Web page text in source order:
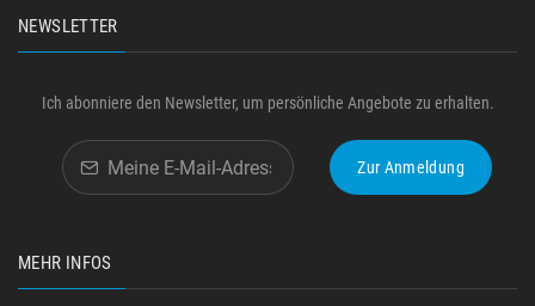
NEWSLETTER
Ich abonniere den Newsletter, um persönliche Angebote zu erhalten.
Zur Anmeldung
MEHR INFOS